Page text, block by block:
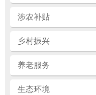
涉农补贴
乡村振兴
养老服务
生态环境